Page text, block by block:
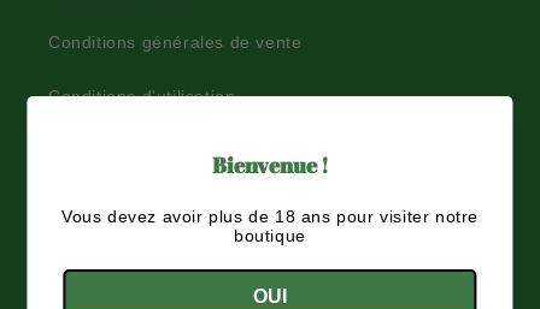
Conditions générales de vente
Conditions d'utilisation
Bienvenue !
Vous devez avoir plus de 18 ans pour visiter notre
boutique
OUI